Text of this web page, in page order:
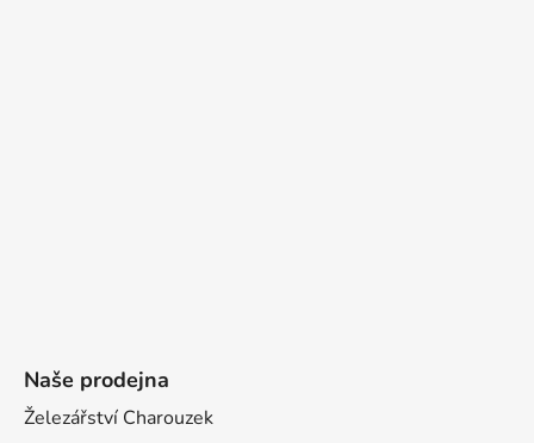
Naše prodejna
Železářství Charouzek